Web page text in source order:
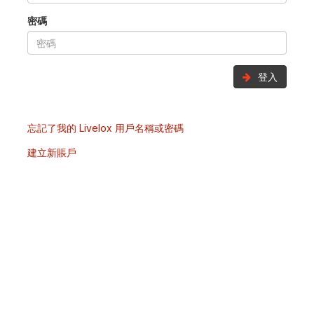
密碼
登入
忘記了我的 Livelox 用戶名稱或密碼
建立新賬戶